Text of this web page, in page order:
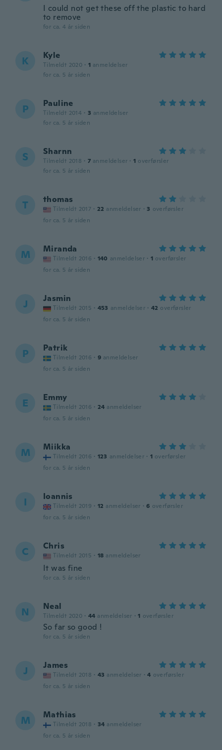
I could not get these off the plastic to hard
to remove
for ca. 4 år siden
K Kyle
Tilmeldt 2020 · 1 anmeldelser
for ca. 5 år siden
P Pauline
Tilmeldt 2014 · 3 anmeldelser
for ca. 5 år siden
S Sharnn
Tilmeldt 2018 · 7 anmeldelser · 1 overførsler
for ca. 5 år siden
T thomas
Tilmeldt 2017 · 22 anmeldelser · 3 overførsler
for ca. 5 år siden
M Miranda
Tilmeldt 2016 · 140 anmeldelser · 1 overførsler
for ca. 5 år siden
J Jasmin
Tilmeldt 2015 · 453 anmeldelser · 42 overførsler
for ca. 5 år siden
P Patrik
Tilmeldt 2016 · 9 anmeldelser
for ca. 5 år siden
E Emmy
Tilmeldt 2016 · 24 anmeldelser
for ca. 5 år siden
M Miikka
Tilmeldt 2016 · 123 anmeldelser · 1 overførsler
for ca. 5 år siden
I Ioannis
Tilmeldt 2019 · 12 anmeldelser · 6 overførsler
for ca. 5 år siden
C Chris
Tilmeldt 2015 · 18 anmeldelser
It was fine
for ca. 5 år siden
N Neal
Tilmeldt 2020 · 44 anmeldelser · 1 overførsler
So far so good !
for ca. 5 år siden
J James
Tilmeldt 2018 · 43 anmeldelser · 4 overførsler
for ca. 5 år siden
M Mathias
Tilmeldt 2018 · 34 anmeldelser
for ca. 5 år siden